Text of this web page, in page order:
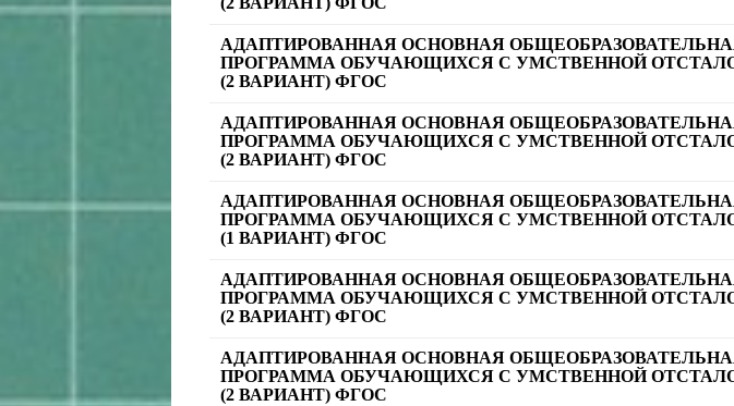
АДАПТИРОВАННАЯ ОСНОВНАЯ
ПРОГРАММА ОБУЧАЮЩИХСЯ С УМСТВЕННОЙ
(2 ВАРИАНТ) ФГОС
АДАПТИРОВАННАЯ ОСНОВНАЯ
ПРОГРАММА ОБУЧАЮЩИХСЯ С УМСТВЕННОЙ
(2 ВАРИАНТ) ФГОС
АДАПТИРОВАННАЯ ОСНОВНАЯ
ПРОГРАММА ОБУЧАЮЩИХСЯ С УМСТВЕННОЙ
(1 ВАРИАНТ) ФГОС
АДАПТИРОВАННАЯ ОСНОВНАЯ
ПРОГРАММА ОБУЧАЮЩИХСЯ С УМСТВЕННОЙ
(2 ВАРИАНТ) ФГОС
АДАПТИРОВАННАЯ ОСНОВНАЯ
ПРОГРАММА ОБУЧАЮЩИХСЯ С УМСТВЕННОЙ
(2 ВАРИАНТ) ФГОС